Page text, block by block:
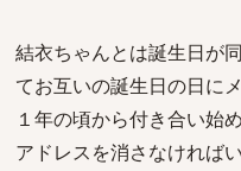
結衣ちゃんとは誕生日が
てお互いの誕生日の日に
１年の頃から付き合い始
アドレスを消さなければ